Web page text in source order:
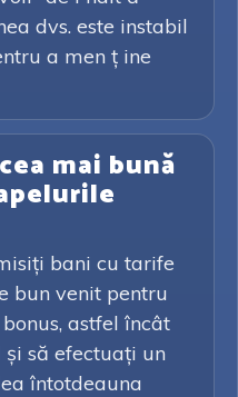
dvs. este instabil
a men ț ine
mai bună
bani cu tarife
bun venit pentru
astfel încât
să efectuați un
întotdeauna